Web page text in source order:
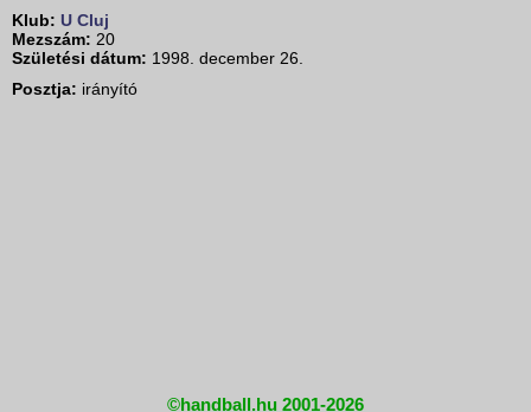
Klub: U Cluj
Mezszám: 20
Születési dátum: 1998. december 26.
Posztja: irányító
©handball.hu 2001-2026